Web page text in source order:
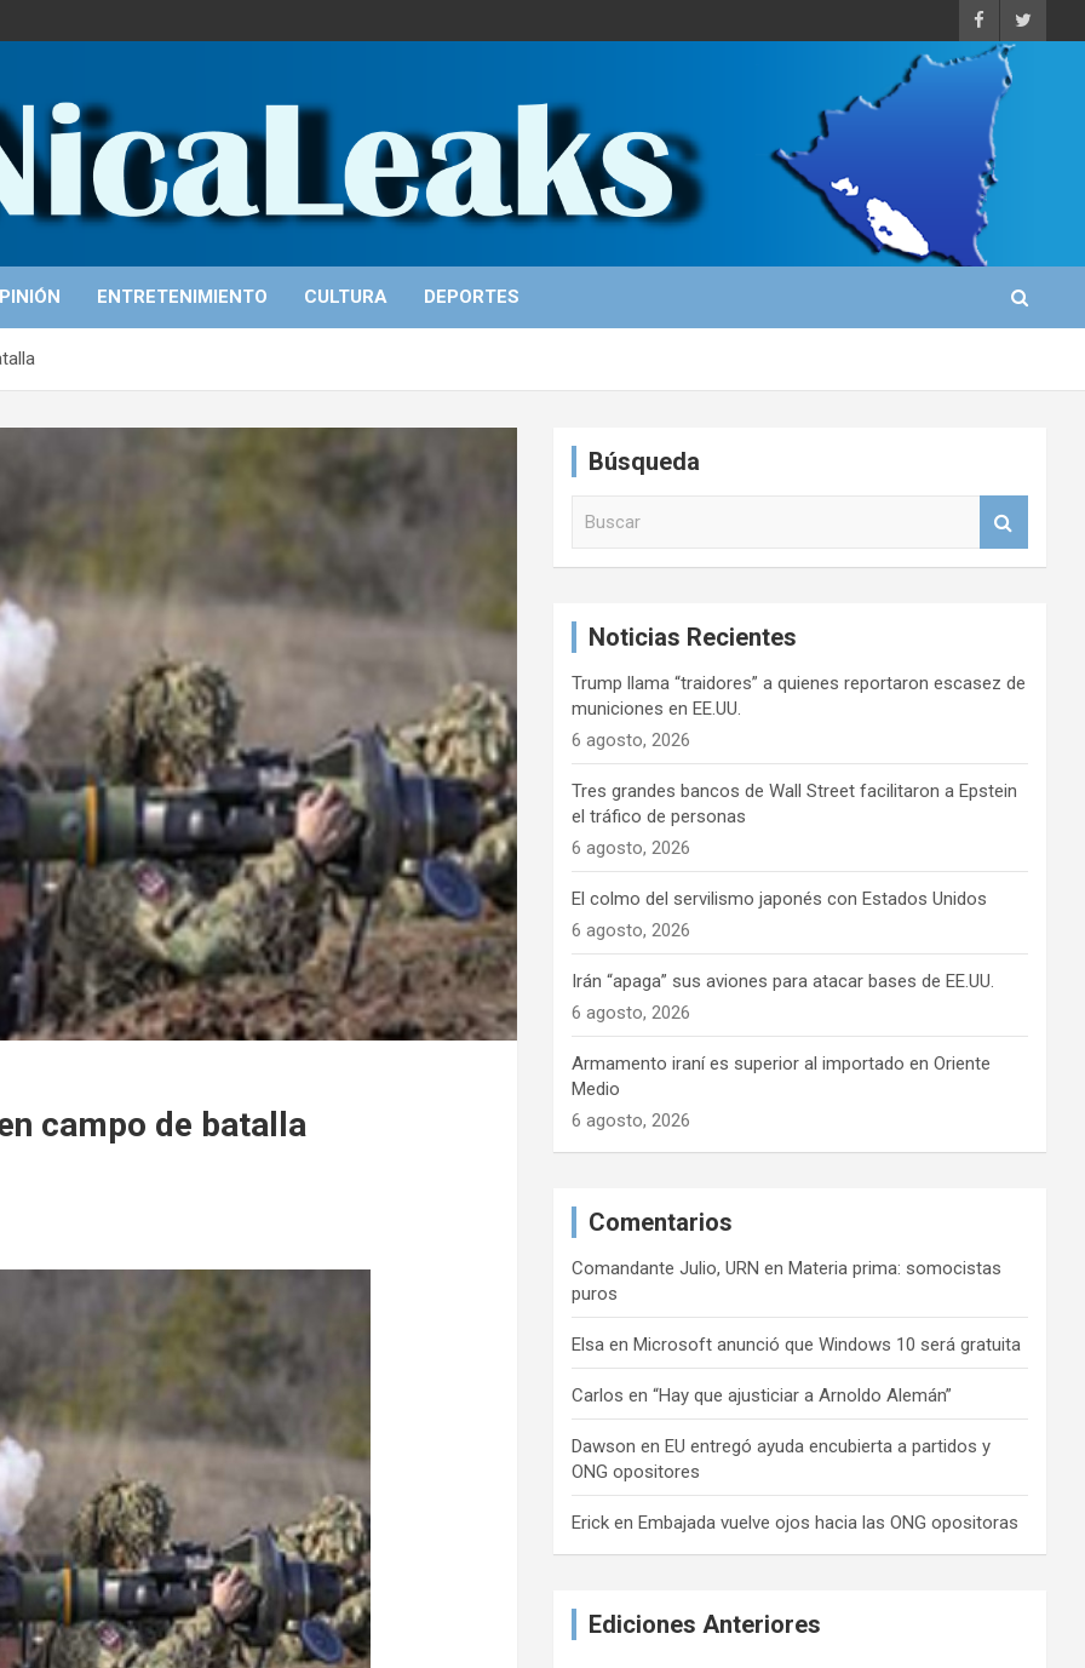
ENTRETENIMIENTO CULTURA DEPORTES
campo de batalla
Búsqueda
Noticias Recientes
Trump llama “traidores” a quienes reportaron escasez de
municiones en EE.UU.
6 agosto, 2026
Tres grandes bancos de Wall Street facilitaron a Epstein
el tráfico de personas
6 agosto, 2026
El colmo del servilismo japonés con Estados Unidos
6 agosto, 2026
Irán “apaga” sus aviones para atacar bases de EE.UU.
6 agosto, 2026
Armamento iraní es superior al importado en Oriente
Medio
6 agosto, 2026
Comentarios
Comandante Julio, URN en Materia prima: somocistas
puros
Elsa en Microsoft anunció que Windows 10 será gratuita
Carlosen“Hay que ajusticiar a Arnoldo Alemán”
Dawson en EU entregó ayuda encubierta a partidos y
ONG opositores
Erick en Embajada vuelve ojos hacia las ONG opositoras
Ediciones Anteriores